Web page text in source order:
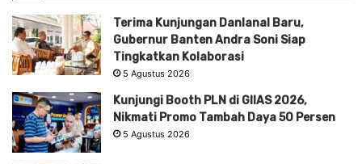
Terima Kunjungan Danlanal Baru,
Gubernur Banten Andra Soni Siap
Tingkatkan Kolaborasi
5 Agustus 2026
Kunjungi Booth PLN di GIIAS 2026,
Nikmati Promo Tambah Daya 50 Persen
5 Agustus 2026